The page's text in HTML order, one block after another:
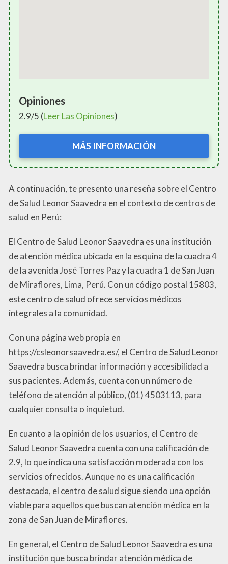
Opiniones
2.9/5 (Leer Las Opiniones)
MÁS INFORMACIÓN
A continuación, te presento una reseña sobre el Centro
de Salud Leonor Saavedra en el contexto de centros de
salud en Perú:
El Centro de Salud Leonor Saavedra es una institución
de atención médica ubicada en la esquina de la cuadra 4
de la avenida José Torres Paz y la cuadra 1 de San Juan
de Miraflores, Lima, Perú. Con un código postal 15803,
este centro de salud ofrece servicios médicos
integrales a la comunidad.
Con una página web propia en
https://csleonorsaavedra.es/, el Centro de Salud Leonor
Saavedra busca brindar información y accesibilidad a
sus pacientes. Además, cuenta con un número de
teléfono de atención al público, (01) 4503113, para
cualquier consulta o inquietud.
En cuanto a la opinión de los usuarios, el Centro de
Salud Leonor Saavedra cuenta con una calificación de
2.9, lo que indica una satisfacción moderada con los
servicios ofrecidos. Aunque no es una calificación
destacada, el centro de salud sigue siendo una opción
viable para aquellos que buscan atención médica en la
zona de San Juan de Miraflores.
En general, el Centro de Salud Leonor Saavedra es una
institución que busca brindar atención médica de